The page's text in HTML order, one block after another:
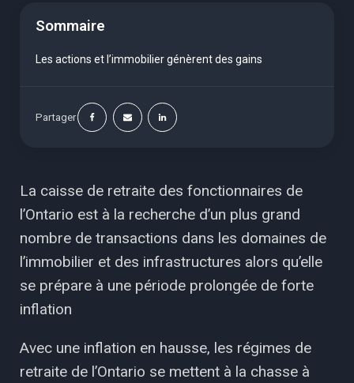
Sommaire
Les actions et l’immobilier génèrent des gains
Partager
La caisse de retraite des fonctionnaires de
l’Ontario est à la recherche d’un plus grand
nombre de transactions dans les domaines de
l’immobilier et des infrastructures alors qu’elle
se prépare à une période prolongée de forte
inflation
Avec une inflation en hausse, les régimes de
retraite de l’Ontario se mettent à la chasse à